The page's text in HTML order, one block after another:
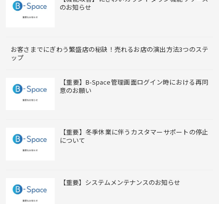
のお知らせ
お客さまでにぎわう繁盛店の秘訣！売れるお店の演出方法3つのステ
ップ
【重要】B-Space管理画面ログイン時における再同
意のお願い
【重要】冬季休業に伴うカスタマーサポートの停止
について
【重要】システムメンテナンスのお知らせ